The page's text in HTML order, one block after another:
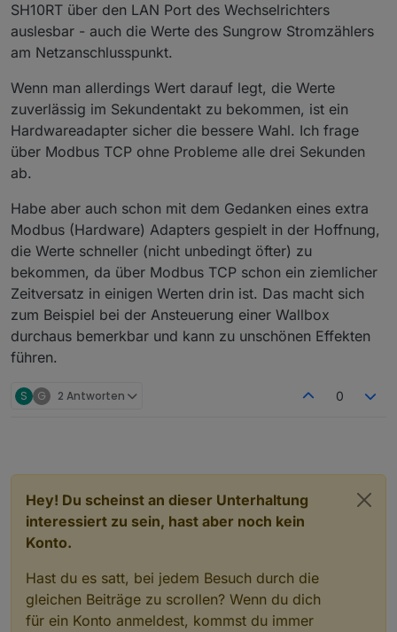
SH10RT über den LAN Port des Wechselrichters
auslesbar - auch die Werte des Sungrow Stromzählers
am Netzanschlusspunkt.
Wenn man allerdings Wert darauf legt, die Werte
zuverlässig im Sekundentakt zu bekommen, ist ein
Hardwareadapter sicher die bessere Wahl. Ich frage
über Modbus TCP ohne Probleme alle drei Sekunden
ab.
Habe aber auch schon mit dem Gedanken eines extra
Modbus (Hardware) Adapters gespielt in der Hoffnung,
die Werte schneller (nicht unbedingt öfter) zu
bekommen, da über Modbus TCP schon ein ziemlicher
Zeitversatz in einigen Werten drin ist. Das macht sich
zum Beispiel bei der Ansteuerung einer Wallbox
durchaus bemerkbar und kann zu unschönen Effekten
führen.
S G 2 Antworten 0
Hey! Du scheinst an dieser Unterhaltung
interessiert zu sein, hast aber noch kein
Konto.
Hast du es satt, bei jedem Besuch durch die
gleichen Beiträge zu scrollen? Wenn du dich
für ein Konto anmeldest, kommst du immer